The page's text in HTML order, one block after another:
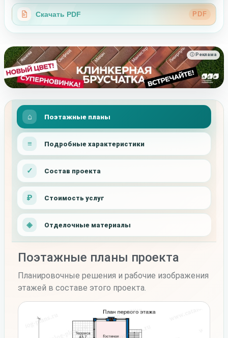
Скачать PDF PDF
ⓘ Реклама
Поэтажные планы
Подробные характеристики
Состав проекта
Стоимость услуг
Отделочные материалы
Поэтажные планы проекта
Планировочные решения и рабочие изображения
этажей в составе этого проекта.